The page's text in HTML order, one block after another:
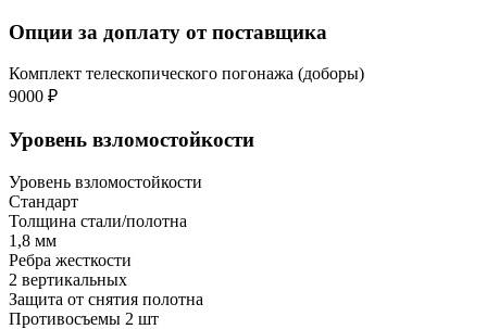
Опции за доплату от поставщика
Комплект телескопического погонажа (доборы)
9000 ₽
Уровень взломостойкости
Уровень взломостойкости
Стандарт
Толщина стали/полотна
1,8 мм
Ребра жесткости
2 вертикальных
Защита от снятия полотна
Противосъемы 2 шт